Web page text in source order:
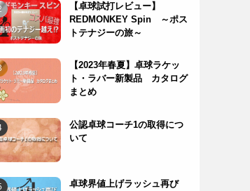
【卓球試打レビュー】
REDMONKEY Spin ～ポス
トテナジーの旅～
【2023年春夏】卓球ラケッ
ト・ラバー新製品 カタログ
まとめ
公認卓球コーチ1の取得につ
いて
卓球界値上げラッシュ再び